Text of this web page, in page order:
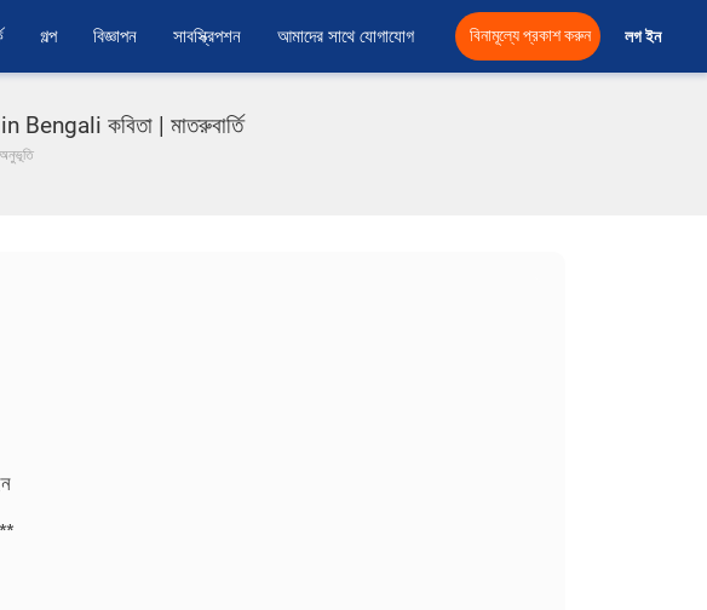
গল্প বিজ্ঞাপন সাবস্ক্রিপশন আমাদের সাথে যোগাযোগ বিনামূল্যে প্রকাশ করুন লগ ইন
কবিতা | মাতরুবার্তি
অনুভূতি